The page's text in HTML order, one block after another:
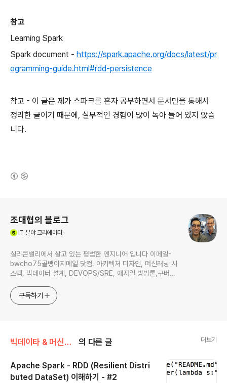
참고
Learning Spark
Spark document - https://spark.apache.org/docs/latest/pr
ogramming-guide.html#rdd-persistence
참고 - 이 글은 제가 스파크를 혼자 공부하면서 문서만을 통해서
정리한 글이기 때문에, 실무적인 경험이 많이 녹아 들어 있지 않습
니다.
조대협의 블로그
IT 분야 크리에이터
실리콘밸리에서 살고 있는 평범한 엔지니어 입니다 이메일-
bwcho75골뱅이지메일 닷컴. 아키텍처 디자인, 머신러닝 시
스템, 빅데이터 설계, DEVOPS/SRE, 애자일 방법론,쿠버네
한 기술 멘토링과 강의 진행합니다. Linkedin :
https://www.linkedin.com/in/terrycho75/
구독하기
빅데이타 & 머신러닝/스트리밍 데이타 처리 의 다른 글 더보기
Apache Spark - RDD (Resilient Distri
buted DataSet) 이해하기 - #2